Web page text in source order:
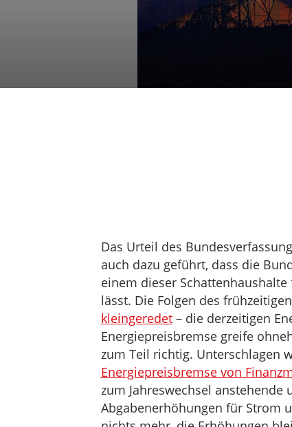
Das Urteil des
auch dazu geführt, dass die
einem dieser
lässt. Die Folgen des
kleingeredet– die derzeitigen
Energiepreisbremse greife
zum Teil richtig. Unterschlagen
Energiepreisbremse von
zum Jahreswechsel anstehende
Abgabenerhöhungen für Strom